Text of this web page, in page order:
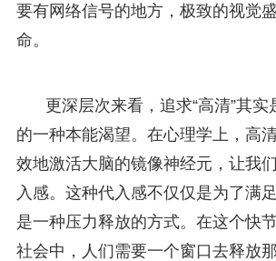
要有网络信号的地方，极致的视觉
命。
更深层次来看，追求“高清”其
的一种本能渴望。在心理学上，高
效地激活大脑的镜像神经元，让我
入感。这种代入感不仅仅是为了满
是一种压力释放的方式。在这个快
社会中，人们需要一个窗口去释放